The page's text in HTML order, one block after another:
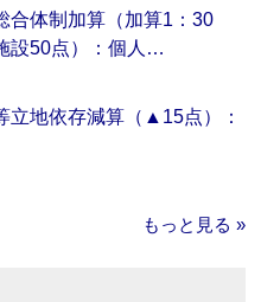
合体制加算（加算1：30
設50点）：個人…
立地依存減算（▲15点）：
もっと見る »